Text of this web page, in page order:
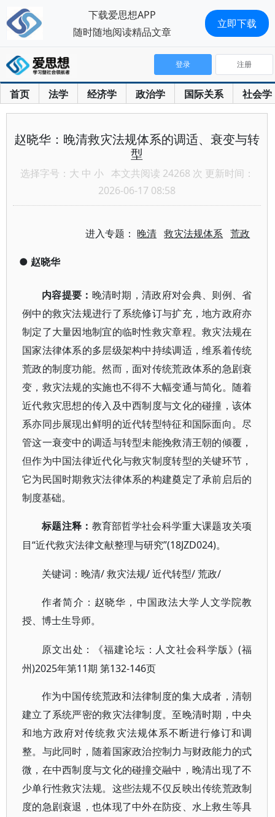
首页 法学 经济学 政治学 国际关系 社会学
登录 注册
赵晓华：晚清救灾法规体系的调适、衰变与转
型
选择字号： 大 中 小 本文共阅读 24268 次 更新时间：
2026-06-17 08:58
进入专题：晚清 救灾法规体系 荒政
● 赵晓华
内容提要： 晚清时期，清政府对会典、则例、省
例中的救灾法规进行了系统修订与扩充，地方政府亦
制定了大量因地制宜的临时性救灾章程。救灾法规在
国家法律体系的多层级架构中持续调适，维系着传统
荒政的制度功能。然而，面对传统荒政体系的急剧衰
变，救灾法规的实施也不得不大幅变通与简化。随着
近代救灾思想的传入及中西制度与文化的碰撞，该体
系亦同步展现出鲜明的近代转型特征和国际面向。尽
管这一衰变中的调适与转型未能挽救清王朝的倾覆，
但作为中国法律近代化与救灾制度转型的关键环节，
它为民国时期救灾法律体系的构建奠定了承前启后的
制度基础。
标题注释： 教育部哲学社会科学重大课题攻关项
目 “近代救灾法律文献整理与研究”(18JZD024)。
关键词：晚清/ 救灾法规/ 近代转型/ 荒政/
作者简介：赵晓华，中国政法大学人文学院教
授、博士生导师。
原文出处：《福建论坛：人文社会科学版》(福
州)2025年第11期 第132-146页
作为中国传统荒政和法律制度的集大成者，清朝
建立了系统严密的救灾法律制度。至晚清时期，中央
和地方政府对传统救灾法规体系不断进行修订和调
整。与此同时，随着国家政治控制力与财政能力的式
微，在中西制度与文化的碰撞交融中，晚清出现了不
少单行性救灾法规。这些法规不仅反映出传统荒政制
度的急剧衰退，也体现了中外在防疫、水上救生等具
下载爱思想APP
随时随地阅读精品文章
立即下载